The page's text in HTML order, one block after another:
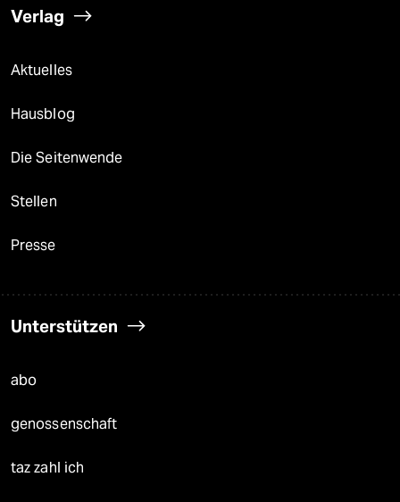
Verlag
Aktuelles
Hausblog
Die Seitenwende
Stellen
Presse
Unterstützen
abo
genossenschaft
taz zahl ich